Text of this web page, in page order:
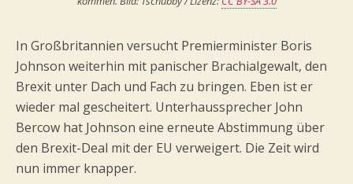
In Großbritannien versucht Premierminister Boris
Johnson weiterhin mit panischer Brachialgewalt, den
Brexit unter Dach und Fach zu bringen. Eben ist er
wieder mal gescheitert. Unterhaussprecher John
Bercow hat Johnson eine erneute Abstimmung über
den Brexit-Deal mit der EU verweigert. Die Zeit wird
nun immer knapper.